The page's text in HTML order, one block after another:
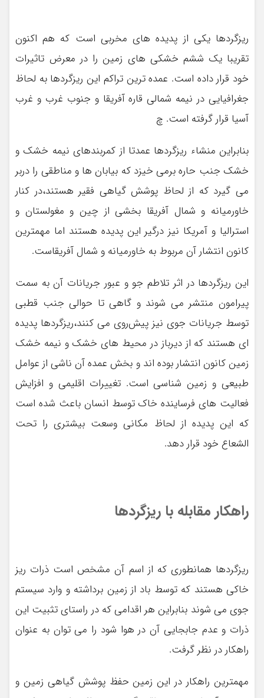
ریزگردها یکی از پدیده های مخربی است که هم اکنون
تقریبا یک ششم خشکی های زمین را در معرض تاثیرات
خود قرار داده است. عمده ترین تراکم این ریزگردها به لحاظ
جغرافیایی در نیمه شمالی قاره آفریقا و جنوب غرب و غرب
آسیا قرار گرفته است. چ
بنابراین منشاء ریزگردها عمدتا از کمربندهای نیمه خشک و
خشک جنب حاره برمی خیزد که بیابان ها و مناطقی را دربر
می گیرد که از لحاظ پوشش گیاهی فقیر هستند،در کنار
خاورمیانه و شمال آفریقا بخشی از چین و مغولستان و
استرالیا و آمریکا نیز درگیر این پدیده هستند اما مهمترین
کانون انتشار آن مربوط به خاورمیانه و شمال آفریقاست.
این ریزگردها در اثر تلاطم جو و عبور جریانات آن به سمت
پیرامون منتشر می شوند و گاهی تا حوالی جنب قطبی
توسط جریانات جوی نیز پیش‌روی می کنند،ریزگردها پدیده
ای هستند که از دیرباز در محیط های خشک و نیمه خشک
زمین کانون انتشار بوده اند و بخش عمده آن ناشی از عوامل
طبیعی و زمین شناسی است. تغییرات اقلیمی و افزایش
فعالیت های فرساینده خاک توسط انسان باعث شده است
که این پدیده از لحاظ مکانی وسعت بیشتری را تحت
الشعاع خود قرار دهد.
راهکار مقابله با ریزگردها
ریزگردها همانطوری که از اسم آن مشخص است ذرات ریز
خاکی هستند که توسط باد از زمین برداشته و وارد سیستم
جوی می شوند بنابراین هر اقدامی که در راستای تثبیت این
ذرات و عدم جابجایی آن در هوا شود را می توان به عنوان
راهکار در نظر گرفت.
مهمترین راهکار در این زمین حفظ پوشش گیاهی زمین و